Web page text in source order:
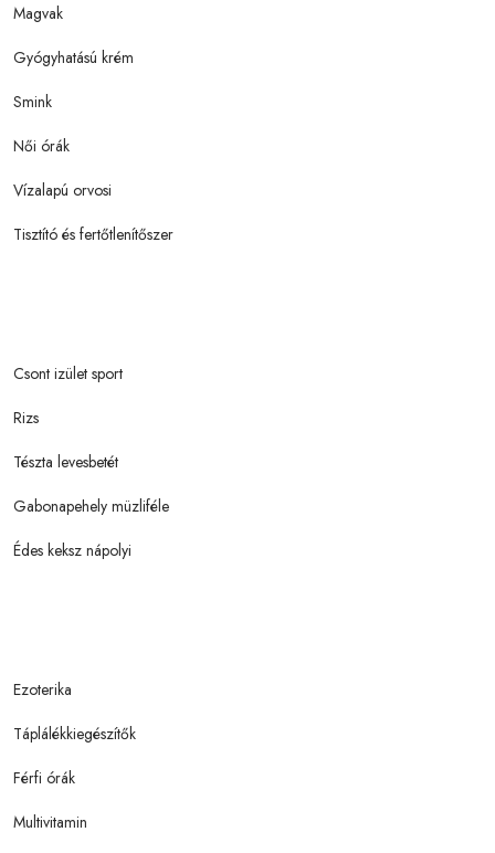
Magvak
Gyógyhatású krém
Smink
Női órák
Vízalapú orvosi
Tisztító és fertőtlenítőszer
Csont izület sport
Rizs
Tészta levesbetét
Gabonapehely müzliféle
Édes keksz nápolyi
Ezoterika
Táplálékkiegészítők
Férfi órák
Multivitamin